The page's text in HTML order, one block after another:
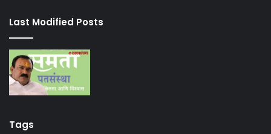
Last Modified Posts
Tags